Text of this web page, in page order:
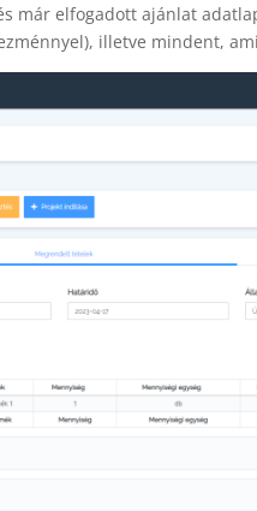
már elfogadott ajánlat
illetve mindent,